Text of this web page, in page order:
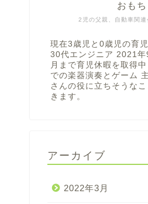
2児の父親、自動車関連
おもち
現在3歳児と0歳児の育
30代エンジニア 2021
月まで育児休暇を取得
での楽器演奏とゲーム
さんの役に立ちそうな
きます。
アーカイブ
2022年3月